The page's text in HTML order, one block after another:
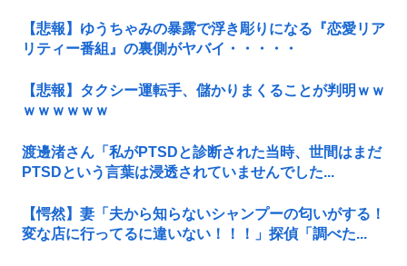
【悲報】ゆうちゃみの暴露で浮き彫りになる『恋愛リア
リティー番組』の裏側がヤバイ・・・・・
【悲報】タクシー運転手、儲かりまくることが判明ｗｗ
ｗｗｗｗｗｗ
渡邊渚さん「私がPTSDと診断された当時、世間はまだ
PTSDという言葉は浸透されていませんでした...
【愕然】妻「夫から知らないシャンプーの匂いがする！
変な店に行ってるに違いない！！！」探偵「調べた...